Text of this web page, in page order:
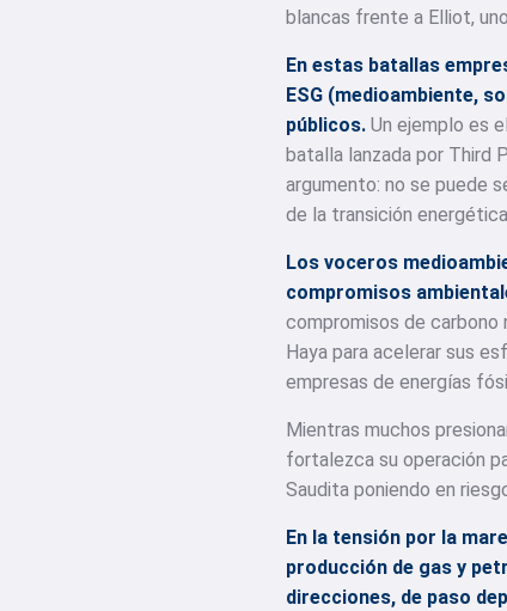
blancas frente a Elliot,
En estas batallas
ESG (medioambiente,
públicos. Un ejemplo es
batalla lanzada por Third
argumento: no se puede
de la transición
Los voceros
compromisos
compromisos de carbono
Haya para acelerar sus
empresas de energías
Mientras muchos
fortalezca su operación
Saudita poniendo en
En la tensión por la
producción de gas y
direcciones, de paso